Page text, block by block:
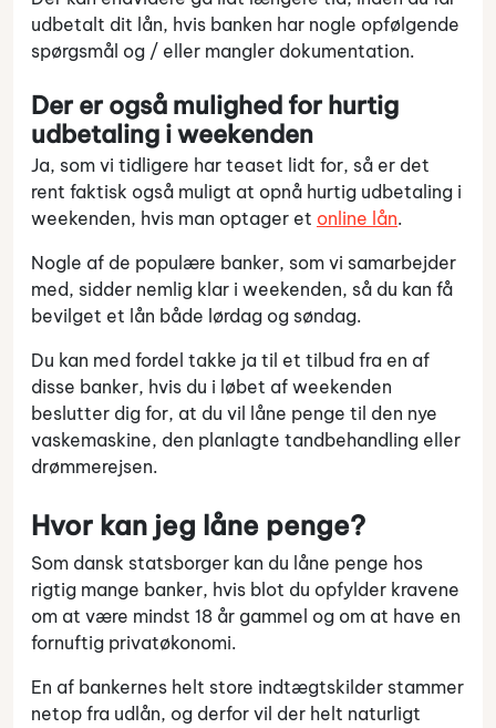
udbetalt dit lån, hvis banken har nogle opfølgende
spørgsmål og / eller mangler dokumentation.
Der er også mulighed for hurtig
udbetaling i weekenden
Ja, som vi tidligere har teaset lidt for, så er det
rent faktisk også muligt at opnå hurtig udbetaling i
weekenden, hvis man optager et online lån.
Nogle af de populære banker, som vi samarbejder
med, sidder nemlig klar i weekenden, så du kan få
bevilget et lån både lørdag og søndag.
Du kan med fordel takke ja til et tilbud fra en af
disse banker, hvis du i løbet af weekenden
beslutter dig for, at du vil låne penge til den nye
vaskemaskine, den planlagte tandbehandling eller
drømmerejsen.
Hvor kan jeg låne penge?
Som dansk statsborger kan du låne penge hos
rigtig mange banker, hvis blot du opfylder kravene
om at være mindst 18 år gammel og om at have en
fornuftig privatøkonomi.
En af bankernes helt store indtægtskilder stammer
netop fra udlån, og derfor vil der helt naturligt